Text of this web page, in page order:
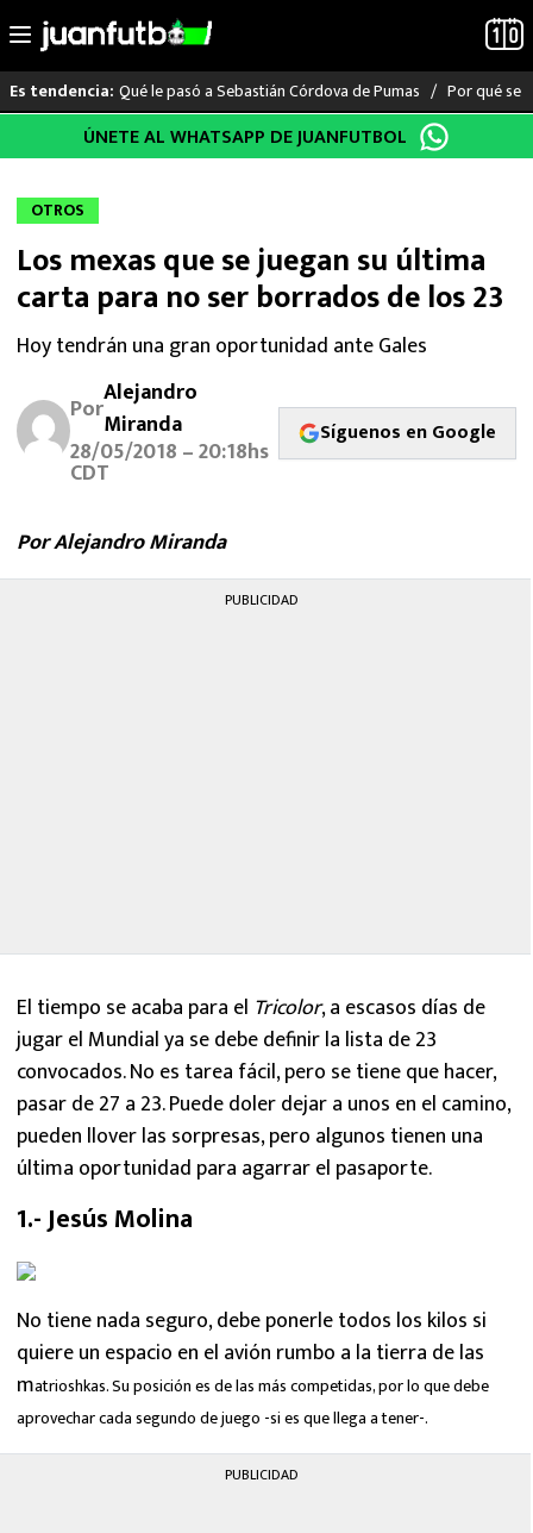
al
Es tendencia: Qué le pasó a Sebastián Córdova de Pumas Por qué se
LO ÚLTIMO
LIGA MX
RAYADOS
SELECCIÓN MEXICANA
MEXICANOS EN EL EXTRANJERO
ÚNETE AL WHATSAPP DE JUANFUTBOL
OTROS
Los mexas que se juegan su última
carta para no ser borrados de los 23
Hoy tendrán una gran oportunidad ante Gales
PorAlejandro
Miranda
28/05/2018 – 20:18hs
CDT
Síguenos en Google
Por Alejandro Miranda
PUBLICIDAD
El tiempo se acaba para el Tricolor, a escasos días de
jugar el Mundial ya se debe definir la lista de 23
convocados. No es tarea fácil, pero se tiene que hacer,
pasar de 27 a 23. Puede doler dejar a unos en el camino,
pueden llover las sorpresas, pero algunos tienen una
última oportunidad para agarrar el pasaporte.
1.- Jesús Molina
No tiene nada seguro, debe ponerle todos los kilos si
quiere un espacio en el avión rumbo a la tierra de las
matrioshkas. Su posición es de las más competidas, por lo que debe
aprovechar cada segundo de juego -si es que llega a tener-.
PUBLICIDAD